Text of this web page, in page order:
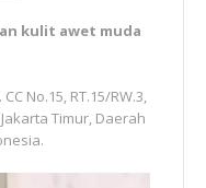
kulit awet muda
CC No.15, RT.15/RW.3,
Timur, Daerah